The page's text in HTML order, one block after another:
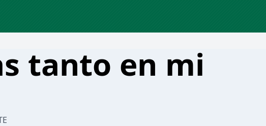
tanto en mi